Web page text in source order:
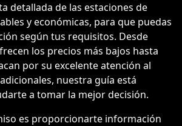
detallada de las estaciones de
y económicas, para que puedas
según tus requisitos. Desde
los precios más bajos hasta
por su excelente atención al
nuestra guía está
a tomar la mejor decisión.
es proporcionarte información